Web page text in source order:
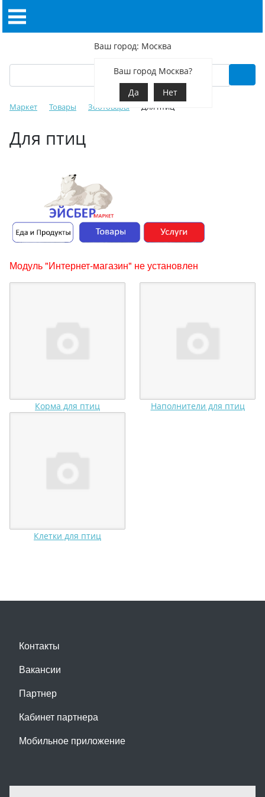
Ваш город: Москва
Ваш город Москва?
Да
Нет
Маркет Товары Зоотовары Для птиц
Для птиц
Модуль "Интернет-магазин" не установлен
Корма для птиц Наполнители для птиц
Клетки для птиц
Контакты
Вакансии
Партнер
Кабинет партнера
Мобильное приложение